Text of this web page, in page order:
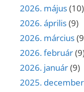
2026. május(10)
2026. április(9)
2026. március
2026. február
2026. január(9)
2025. december